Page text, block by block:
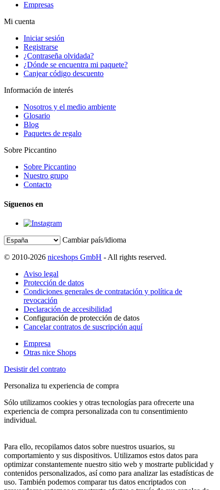
Empresas
Mi cuenta
Iniciar sesión
Registrarse
¿Contraseña olvidada?
¿Dónde se encuentra mi paquete?
Canjear código descuento
Información de interés
Nosotros y el medio ambiente
Glosario
Blog
Paquetes de regalo
Sobre Piccantino
Sobre Piccantino
Nuestro grupo
Contacto
Síguenos en
Cambiar país/idioma
© 2010-2026 niceshops GmbH - All rights reserved.
Aviso legal
Protección de datos
Condiciones generales de contratación y política de
revocación
Declaración de accesibilidad
Configuración de protección de datos
Cancelar contratos de suscripción aquí
Empresa
Otras nice Shops
Desistir del contrato
Personaliza tu experiencia de compra
Sólo utilizamos cookies y otras tecnologías para ofrecerte una
experiencia de compra personalizada con tu consentimiento
individual.
Para ello, recopilamos datos sobre nuestros usuarios, su
comportamiento y sus dispositivos. Utilizamos estos datos para
optimizar constantemente nuestro sitio web y mostrarte publicidad y
contenidos personalizados, así como para analizar las estadísticas de
uso. También podemos comparar tus datos encriptados con